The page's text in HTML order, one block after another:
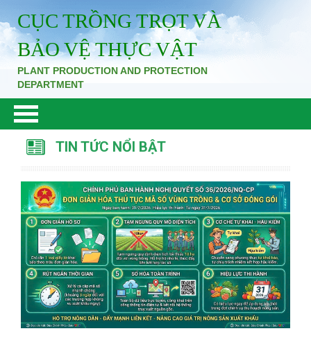
CỤC TRỒNG TRỌT VÀ
BẢO VỆ THỰC VẬT
PLANT PRODUCTION AND PROTECTION
DEPARTMENT
TIN TỨC NỔI BẬT